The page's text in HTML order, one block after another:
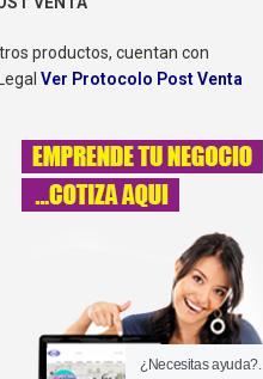
productos, cuentan con
Ver Protocolo Post Venta
¿Necesitas ayuda?.